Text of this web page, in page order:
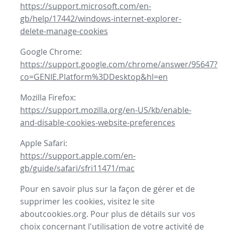
https://support.microsoft.com/en-
gb/help/17442/windows-internet-explorer-
delete-manage-cookies
Google Chrome:
https://support.google.com/chrome/answer/95647?
co=GENIE.Platform%3DDesktop&hl=en
Mozilla Firefox:
https://support.mozilla.org/en-US/kb/enable-
and-disable-cookies-website-preferences
Apple Safari:
https://support.apple.com/en-
gb/guide/safari/sfri11471/mac
Pour en savoir plus sur la façon de gérer et de
supprimer les cookies, visitez le site
aboutcookies.org. Pour plus de détails sur vos
choix concernant l'utilisation de votre activité de